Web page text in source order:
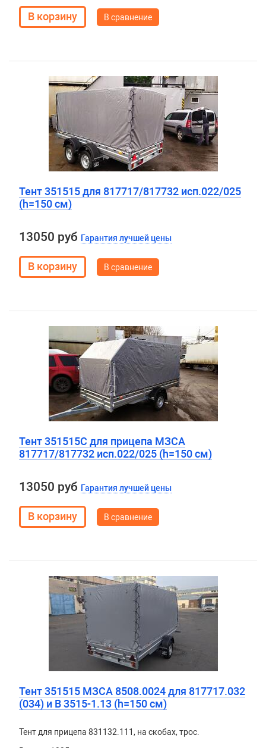
В сравнение
Тент 351515 для 817717/817732 исп.022/025
(h=150 см)
13050 руб Гарантия лучшей цены
В сравнение
Тент 351515С для прицепа МЗСА
817717/817732 исп.022/025 (h=150 см)
13050 руб Гарантия лучшей цены
В сравнение
Тент 351515 МЗСА 8508.0024 для 817717.032
(034) и B 3515-1.13 (h=150 см)
Тент для прицепа 831132.111, на скобах, трос.